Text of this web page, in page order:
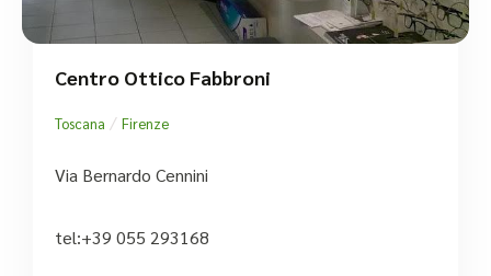
Centro Ottico Fabbroni
Toscana / Firenze
Via Bernardo Cennini
tel:+39 055 293168